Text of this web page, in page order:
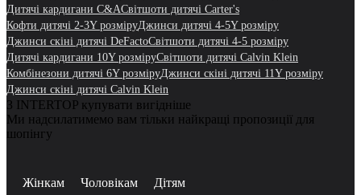
Дитячі кардигани C&AСвітшоти дитячі Carter's
Кофти дитячі 2-3Y розміруДжинси дитячі 4-5Y розміру
Джинси скіні дитячі DeFactoСвітшоти дитячі 4-5 розміру
Дитячі кардигани 10Y розміруСвітшоти дитячі Calvin Klein
Комбінезони дитячі 6Y розміруДжинси скіні дитячі 11Y розміру
Джинси скіні дитячі Calvin Klein
З INTERTOP купувати вигідніше
Ми надсилатимемо вам тільки найкращі пропозиції для
шопінгу
Жінкам Чоловікам Дітям